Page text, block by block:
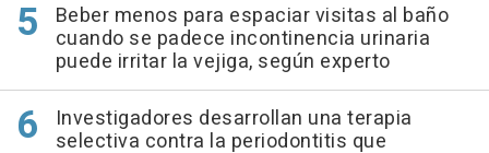
Beber menos para espaciar visitas al baño
cuando se padece incontinencia urinaria
puede irritar la vejiga, según experto
Investigadores desarrollan una terapia
selectiva contra la periodontitis que